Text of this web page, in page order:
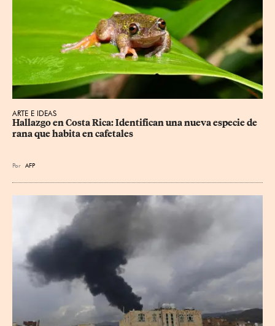
ARTE E IDEAS
Hallazgo en Costa Rica: Identifican una nueva especie de
rana que habita en cafetales
Por AFP